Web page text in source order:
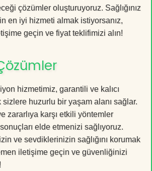
çözümler oluşturuyoruz. Sağlığınız
en iyi hizmeti almak istiyorsanız,
geçin ve fiyat teklifimizi alın!
hizmetimiz, garantili ve kalıcı
huzurlu bir yaşam alanı sağlar.
zararlıya karşı etkili yöntemler
elde etmenizi sağlıyoruz.
ve sevdiklerinizin sağlığını korumak
iletişime geçin ve güvenliğinizi